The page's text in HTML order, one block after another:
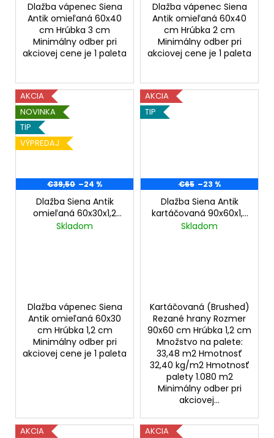
Dlažba vápenec Siena
Antik omieľaná 60x40
cm Hrúbka 3 cm
Minimálny odber pri
akciovej cene je 1 paleta
Dlažba vápenec Siena
Antik omieľaná 60x40
cm Hrúbka 2 cm
Minimálny odber pri
akciovej cene je 1 paleta
AKCIA
NOVINKA
TIP
VÝPREDAJ
€39,50 –24 %
Dlažba Siena Antik
omieľaná 60x30x1,2
cm
Skladom
Dlažba vápenec Siena
Antik omieľaná 60x30
cm Hrúbka 1,2 cm
Minimálny odber pri
akciovej cene je 1 paleta
AKCIA
TIP
€65 –23 %
Dlažba Siena Antik
kartáčovaná 90x60x1,2
cm
Skladom
Kartáčovaná (Brushed)
Rezané hrany Rozmer
90x60 cm Hrúbka 1,2 cm
Množstvo na palete:
33,48 m2 Hmotnosť
32,40 kg/m2 Hmotnosť
palety 1.080 m2
Minimálny odber pri
akciovej...
AKCIA
AKCIA